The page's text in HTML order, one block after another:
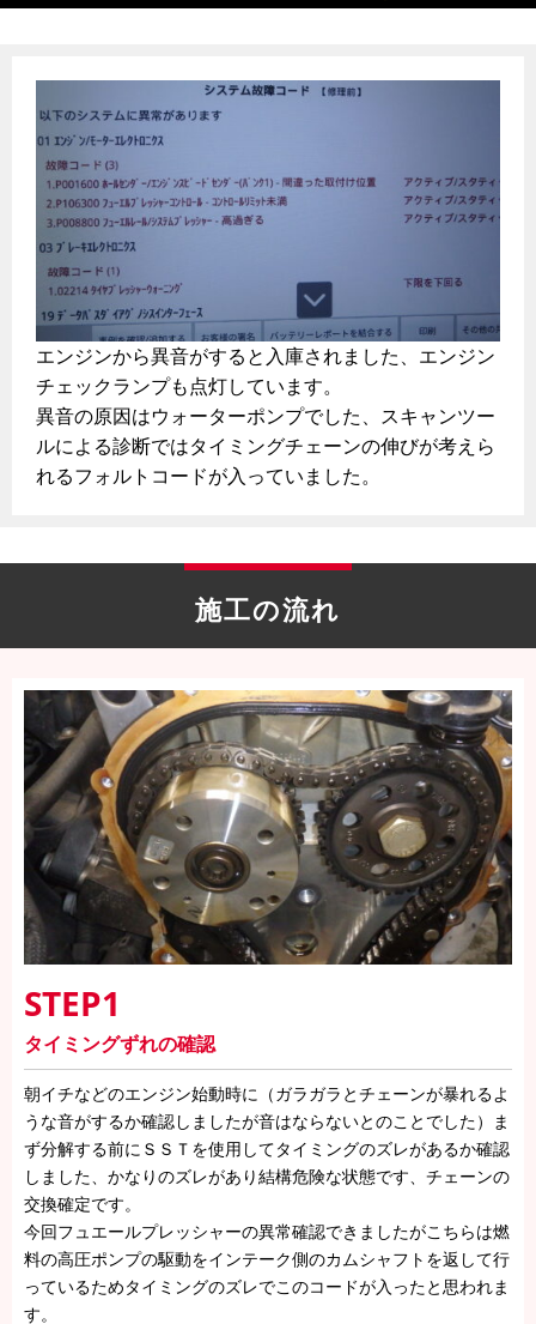
エンジンから異音がすると入庫されました、エンジン
チェックランプも点灯しています。
異音の原因はウォーターポンプでした、スキャンツー
ルによる診断ではタイミングチェーンの伸びが考えら
れるフォルトコードが入っていました。
施工の流れ
STEP1
タイミングずれの確認
朝イチなどのエンジン始動時に（ガラガラとチェーンが暴れるよ
うな音がするか確認しましたが音はならないとのことでした）ま
ず分解する前にＳＳＴを使用してタイミングのズレがあるか確認
しました、かなりのズレがあり結構危険な状態です、チェーンの
交換確定です。
今回フュエールプレッシャーの異常確認できましたがこちらは燃
料の高圧ポンプの駆動をインテーク側のカムシャフトを返して行
っているためタイミングのズレでこのコードが入ったと思われま
す。